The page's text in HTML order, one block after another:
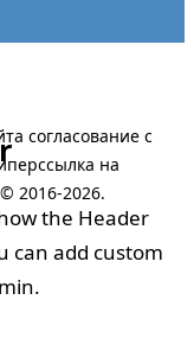
the Header
can add custom